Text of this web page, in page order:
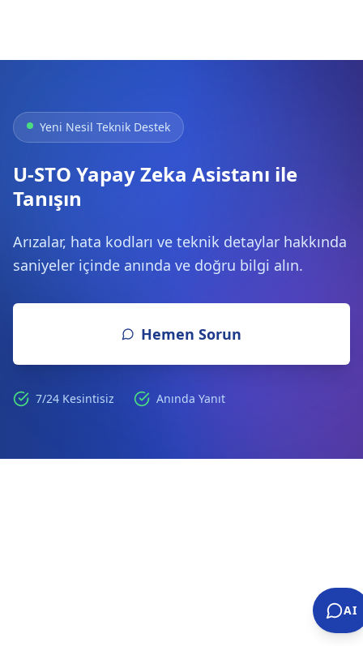
Yeni Nesil Teknik Destek
U-STO Yapay Zeka Asistanı ile
Tanışın
Arızalar, hata kodları ve teknik detaylar hakkında
saniyeler içinde anında ve doğru bilgi alın.
Hemen Sorun
7/24 Kesintisiz Anında Yanıt
AI